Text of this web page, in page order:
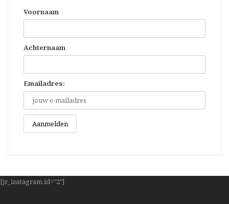
Voornaam
Achternaam
Emailadres:
[jr_instagram id="2"]